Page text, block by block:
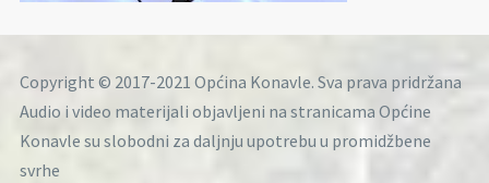
Copyright © 2017-2021 Općina Konavle. Sva prava pridržana
Audio i video materijali objavljeni na stranicama Općine
Konavle su slobodni za daljnju upotrebu u promidžbene
svrhe